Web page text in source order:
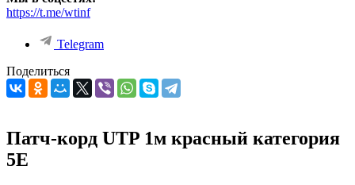
https://t.me/wtinf
Telegram
Поделиться
Патч-корд UTP 1м красный категория
5Е